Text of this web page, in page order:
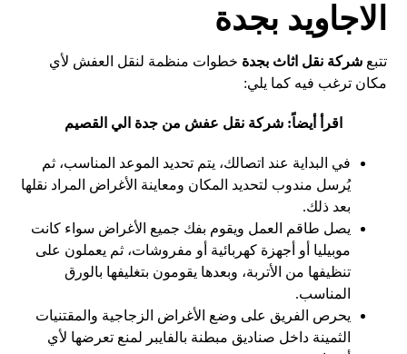
الاجاويد بجدة
تتبعشركة نقل اثاث بجدة خطوات منظمة لنقل العفش لأي
مكان ترغب فيه كما يلي:
اقرأ أيضاً: شركة نقل عفش من جدة الي القصيم
في البداية عند اتصالك، يتم تحديد الموعد المناسب، ثم
يُرسل مندوب لتحديد المكان ومعاينة الأغراض المراد نقلها
بعد ذلك.
يصل طاقم العمل ويقوم بفك جميع الأغراض سواء كانت
موبيليا أو أجهزة كهربائية أو مفروشات، ثم يعملون على
تنظيفها من الأتربة، وبعدها يقومون بتغليفها بالورق
المناسب.
يحرص الفريق على وضع الأغراض الزجاجية والمقتنيات
الثمينة داخل صناديق مبطنة بالفايبر لمنع تعرضها لأي